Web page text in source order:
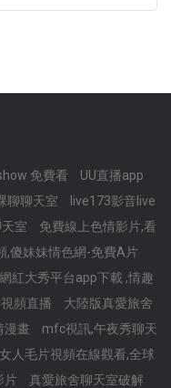
免費看
UU直播app
聊聊天室
live173影音live
室
免費線上色情影片,看
,傻妹妹情色網-免費A片
紅大秀平台app下載 ,情趣
頻直播
大陸版真愛旅舍
漫畫
mfc視訊,午夜秀聊天
女人毛片視頻在線觀看,全球
片
真愛旅舍聊天室破解